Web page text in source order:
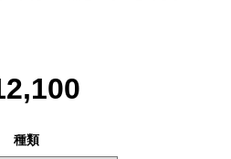
種類